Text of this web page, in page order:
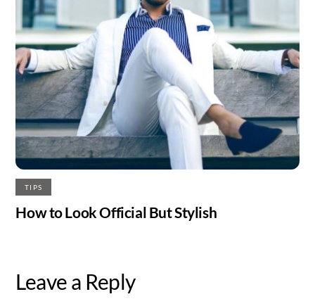
TIPS
How to Look Official But Stylish
Leave a Reply